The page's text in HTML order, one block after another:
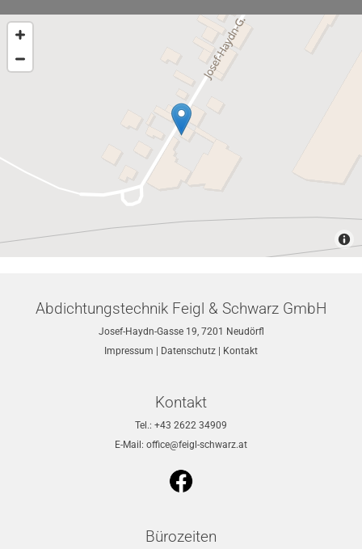
Abdichtungstechnik Feigl & Schwarz GmbH
Josef-Haydn-Gasse 19, 7201 Neudörfl
Impressum
Datenschutz Kontakt
Kontakt
Tel.: +43 2622 34909
E-Mail: office@feigl-schwarz.at
Bürozeiten